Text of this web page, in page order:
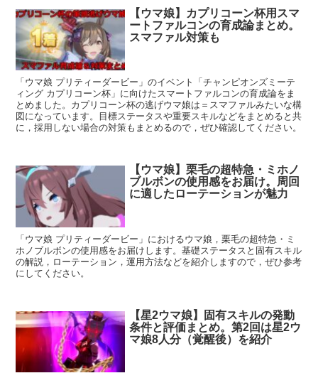
【ウマ娘】カプリコーン杯用スマ
ートファルコンの育成論まとめ。
スマファル対策も
「ウマ娘 プリティーダービー」のイベント「チャンピオンズミーテ
ィング カプリコーン杯」に向けたスマートファルコンの育成論をま
とめました。カプリコーン杯の逃げウマ娘は＝スマファルみたいな構
図になっています。目標ステータスや重要スキルなどをまとめると共
に，採用しない場合の対策もまとめるので，ぜひ確認してください。
【ウマ娘】栗毛の超特急・ミホノ
ブルボンの使用感をお届け。周回
に適したローテーションが魅力
「ウマ娘 プリティーダービー」におけるウマ娘，栗毛の超特急・ミ
ホノブルボンの使用感をお届けします。基礎ステータスと固有スキル
の解説，ローテーション，運用方法などを紹介しますので，ぜひ参考
にしてください。
【星2ウマ娘】固有スキルの発動
条件と評価まとめ。第2回は星2ウ
マ娘8人分（覚醒後）を紹介